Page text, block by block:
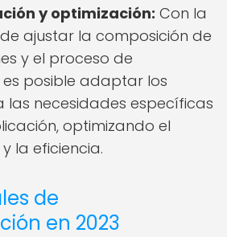
y optimización: Con la
ajustar la composición de
y el proceso de
posible adaptar los
las necesidades específicas
optimizando el
la eficiencia.
de
en 2023